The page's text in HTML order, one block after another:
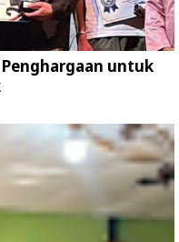
untuk